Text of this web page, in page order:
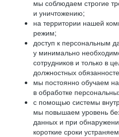
мы соблюдаем строгие
и уничтожению;
на территории нашей
режим;
доступ к персональным
у минимально
сотрудников и только в
должностных
мы постоянно обучаем
в обработке
с помощью системы
мы повышаем уровень
данных и при
короткие сроки